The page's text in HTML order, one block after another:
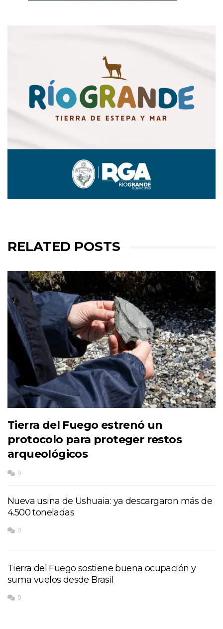
RELATED POSTS
Tierra del Fuego estrenó un
protocolo para proteger restos
arqueológicos
0
Nueva usina de Ushuaia: ya descargaron más de
4.500 toneladas
0
Tierra del Fuego sostiene buena ocupación y
suma vuelos desde Brasil
0